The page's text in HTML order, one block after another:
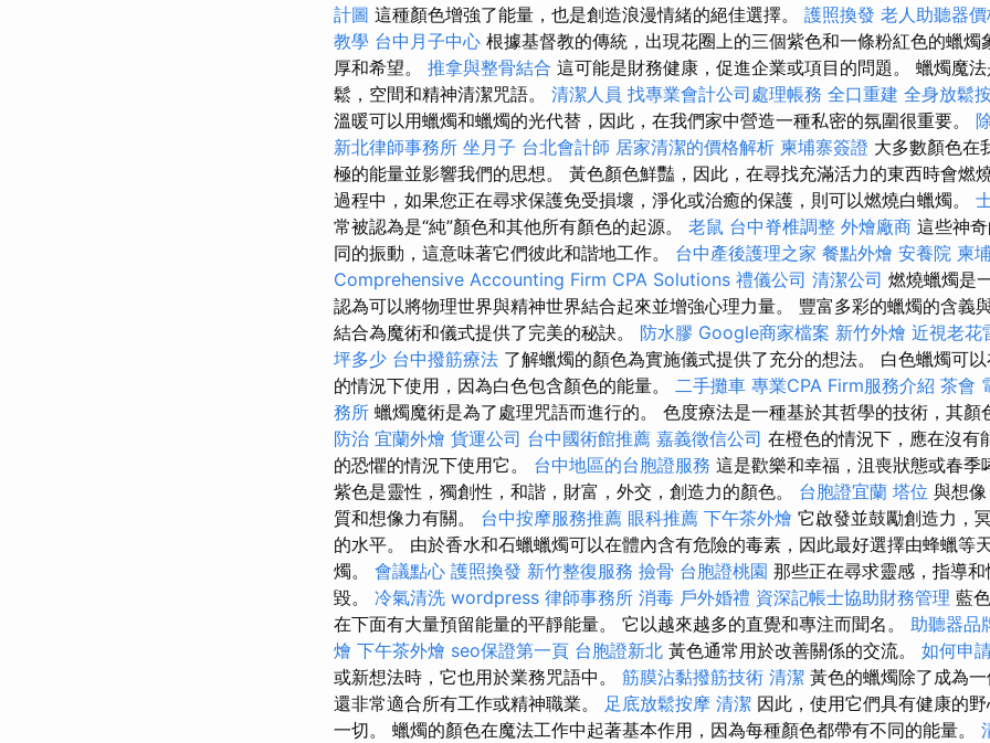
計圖 這種顏色增強了能量，也是創造浪漫情緒的絕佳選擇。 護照換發 老人助聽器價
教學 台中月子中心 根據基督教的傳統，出現花圈上的三個紫色和一條粉紅色的蠟燭
厚和希望。 推拿與整骨結合 這可能是財務健康，促進企業或項目的問題。 蠟燭魔
鬆，空間和精神清潔咒語。 清潔人員 找專業會計公司處理帳務 全口重建 全身放鬆
溫暖可以用蠟燭和蠟燭的光代替，因此，在我們家中營造一種私密的氛圍很重要。
新北律師事務所 坐月子 台北會計師 居家清潔的價格解析 柬埔寨簽證 大多數顏色在
極的能量並影響我們的思想。 黃色顏色鮮豔，因此，在尋找充滿活力的東西時會燃
過程中，如果您正在尋求保護免受損壞，淨化或治癒的保護，則可以燃燒白蠟燭。
常被認為是“純”顏色和其他所有顏色的起源。 老鼠 台中脊椎調整 外燴廠商 這些神
同的振動，這意味著它們彼此和諧地工作。 台中產後護理之家 餐點外燴 安養院 柬
Comprehensive Accounting Firm CPA Solutions 禮儀公司 清潔公司 燃燒蠟燭是
認為可以將物理世界與精神世界結合起來並增強心理力量。 豐富多彩的蠟燭的含義
結合為魔術和儀式提供了完美的秘訣。 防水膠 Google商家檔案 新竹外燴 近視老花
坪多少 台中撥筋療法 了解蠟燭的顏色為實施儀式提供了充分的想法。 白色蠟燭可
的情況下使用，因為白色包含顏色的能量。 二手攤車 專業CPA Firm服務介紹 茶會
務所 蠟燭魔術是為了處理咒語而進行的。 色度療法是一種基於其哲學的技術，其顏
防治 宜蘭外燴 貨運公司 台中國術館推薦 嘉義徵信公司 在橙色的情況下，應在沒有
的恐懼的情況下使用它。 台中地區的台胞證服務 這是歡樂和幸福，沮喪狀態或春季
紫色是靈性，獨創性，和諧，財富，外交，創造力的顏色。 台胞證宜蘭 塔位 與想
質和想像力有關。 台中按摩服務推薦 眼科推薦 下午茶外燴 它啟發並鼓勵創造力，
的水平。 由於香水和石蠟蠟燭可以在體內含有危險的毒素，因此最好選擇由蜂蠟等
燭。 會議點心 護照換發 新竹整復服務 撿骨 台胞證桃園 那些正在尋求靈感，指導
毀。 冷氣清洗 wordpress 律師事務所 消毒 戶外婚禮 資深記帳士協助財務管理 藍
在下面有大量預留能量的平靜能量。 它以越來越多的直覺和專注而聞名。 助聽器品
燴 下午茶外燴 seo保證第一頁 台胞證新北 黃色通常用於改善關係的交流。 如何申
或新想法時，它也用於業務咒語中。 筋膜沾黏撥筋技術 清潔 黃色的蠟燭除了成為一
還非常適合所有工作或精神職業。 足底放鬆按摩 清潔 因此，使用它們具有健康的
一切。 蠟燭的顏色在魔法工作中起著基本作用，因為每種顏色都帶有不同的能量。